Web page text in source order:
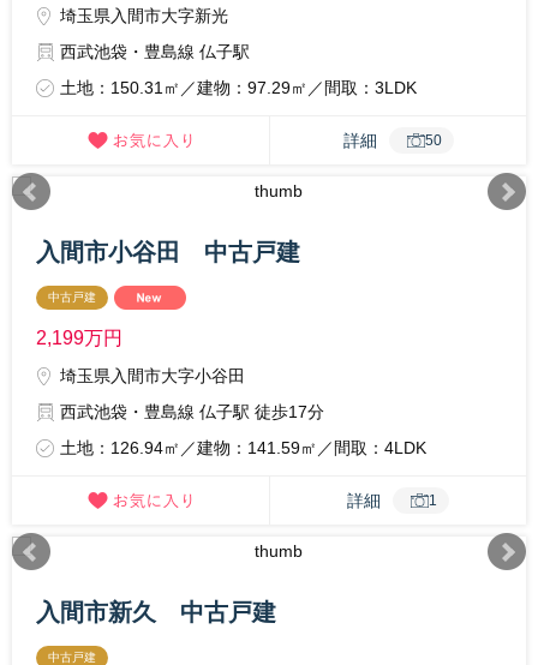
埼玉県入間市大字新光
西武池袋・豊島線 仏子駅
土地：150.31㎡／建物：97.29㎡／間取：3LDK
詳細 50
入間市小谷田 中古戸建
中古戸建
2,199万円
埼玉県入間市大字小谷田
西武池袋・豊島線 仏子駅 徒歩17分
土地：126.94㎡／建物：141.59㎡／間取：4LDK
詳細 1
入間市新久 中古戸建
中古戸建